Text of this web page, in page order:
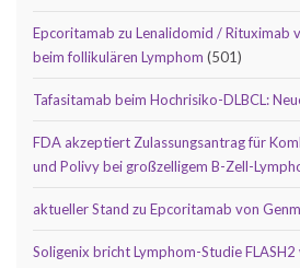
Epcoritamab zu Lenalidomid / Rituximab
beim follikulären Lymphom (501)
Tafasitamab beim Hochrisiko-DLBCL:
FDA akzeptiert Zulassungsantrag für
und Polivy bei großzelligem B-Zell-
aktueller Stand zu Epcoritamab von
Soligenix bricht Lymphom-Studie